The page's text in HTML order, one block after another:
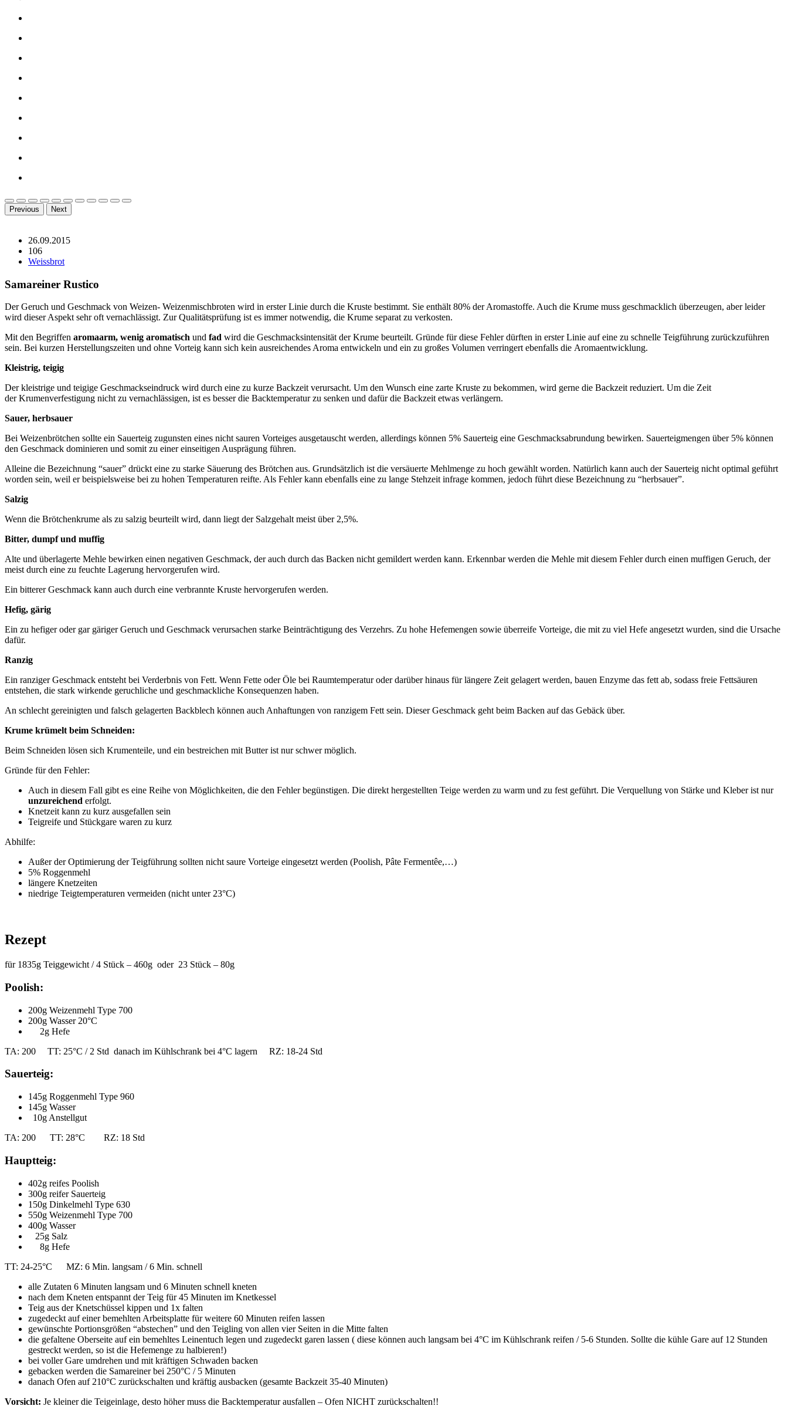
Previous Next
26.09.2015
106
Weissbrot
Samareiner Rustico
Der Geruch und Geschmack von Weizen- Weizenmischbroten wird in erster Linie durch die Kruste bestimmt. Sie enthält 80% der Aromastoffe. Auch die Krume muss geschmacklich überzeugen, aber leider
wird dieser Aspekt sehr oft vernachlässigt. Zur Qualitätsprüfung ist es immer notwendig, die Krume separat zu verkosten.
Mit den Begriffen aromaarm, wenig aromatisch und fad wird die Geschmacksintensität der Krume beurteilt. Gründe für diese Fehler dürften in erster Linie auf eine zu schnelle Teigführung zurückzuführen
sein. Bei kurzen Herstellungszeiten und ohne Vorteig kann sich kein ausreichendes Aroma entwickeln und ein zu großes Volumen verringert ebenfalls die Aromaentwicklung.
Kleistrig, teigig
Der kleistrige und teigige Geschmackseindruck wird durch eine zu kurze Backzeit verursacht. Um den Wunsch eine zarte Kruste zu bekommen, wird gerne die Backzeit reduziert. Um die Zeit
der Krumenverfestigung nicht zu vernachlässigen, ist es besser die Backtemperatur zu senken und dafür die Backzeit etwas verlängern.
Sauer, herbsauer
Bei Weizenbrötchen sollte ein Sauerteig zugunsten eines nicht sauren Vorteiges ausgetauscht werden, allerdings können 5% Sauerteig eine Geschmacksabrundung bewirken. Sauerteigmengen über 5% können
den Geschmack dominieren und somit zu einer einseitigen Ausprägung führen.
Alleine die Bezeichnung “sauer” drückt eine zu starke Säuerung des Brötchen aus. Grundsätzlich ist die versäuerte Mehlmenge zu hoch gewählt worden. Natürlich kann auch der Sauerteig nicht optimal geführt
worden sein, weil er beispielsweise bei zu hohen Temperaturen reifte. Als Fehler kann ebenfalls eine zu lange Stehzeit infrage kommen, jedoch führt diese Bezeichnung zu “herbsauer”.
Salzig
Wenn die Brötchenkrume als zu salzig beurteilt wird, dann liegt der Salzgehalt meist über 2,5%.
Bitter, dumpf und muffig
Alte und überlagerte Mehle bewirken einen negativen Geschmack, der auch durch das Backen nicht gemildert werden kann. Erkennbar werden die Mehle mit diesem Fehler durch einen muffigen Geruch, der
meist durch eine zu feuchte Lagerung hervorgerufen wird.
Ein bitterer Geschmack kann auch durch eine verbrannte Kruste hervorgerufen werden.
Hefig, gärig
Ein zu hefiger oder gar gäriger Geruch und Geschmack verursachen starke Beinträchtigung des Verzehrs. Zu hohe Hefemengen sowie überreife Vorteige, die mit zu viel Hefe angesetzt wurden, sind die Ursache
dafür.
Ranzig
Ein ranziger Geschmack entsteht bei Verderbnis von Fett. Wenn Fette oder Öle bei Raumtemperatur oder darüber hinaus für längere Zeit gelagert werden, bauen Enzyme das fett ab, sodass freie Fettsäuren
entstehen, die stark wirkende geruchliche und geschmackliche Konsequenzen haben.
An schlecht gereinigten und falsch gelagerten Backblech können auch Anhaftungen von ranzigem Fett sein. Dieser Geschmack geht beim Backen auf das Gebäck über.
Krume krümelt beim Schneiden:
Beim Schneiden lösen sich Krumenteile, und ein bestreichen mit Butter ist nur schwer möglich.
Gründe für den Fehler:
Auch in diesem Fall gibt es eine Reihe von Möglichkeiten, die den Fehler begünstigen. Die direkt hergestellten Teige werden zu warm und zu fest geführt. Die Verquellung von Stärke und Kleber ist nur
unzureichend erfolgt.
Knetzeit kann zu kurz ausgefallen sein
Teigreife und Stückgare waren zu kurz
Abhilfe:
Außer der Optimierung der Teigführung sollten nicht saure Vorteige eingesetzt werden (Poolish, Pâte Fermentêe,…)
5% Roggenmehl
längere Knetzeiten
niedrige Teigtemperaturen vermeiden (nicht unter 23°C)
Rezept
für 1835g Teiggewicht / 4 Stück – 460g oder 23 Stück – 80g
Poolish:
200g Weizenmehl Type 700
200g Wasser 20°C
2g Hefe
TA: 200 TT: 25°C / 2 Std danach im Kühlschrank bei 4°C lagern RZ: 18-24 Std
Sauerteig:
145g Roggenmehl Type 960
145g Wasser
10g Anstellgut
TA: 200 TT: 28°C RZ: 18 Std
Hauptteig:
402g reifes Poolish
300g reifer Sauerteig
150g Dinkelmehl Type 630
550g Weizenmehl Type 700
400g Wasser
25g Salz
8g Hefe
TT: 24-25°C MZ: 6 Min. langsam / 6 Min. schnell
alle Zutaten 6 Minuten langsam und 6 Minuten schnell kneten
nach dem Kneten entspannt der Teig für 45 Minuten im Knetkessel
Teig aus der Knetschüssel kippen und 1x falten
zugedeckt auf einer bemehlten Arbeitsplatte für weitere 60 Minuten reifen lassen
gewünschte Portionsgrößen “abstechen” und den Teigling von allen vier Seiten in die Mitte falten
die gefaltene Oberseite auf ein bemehltes Leinentuch legen und zugedeckt garen lassen ( diese können auch langsam bei 4°C im Kühlschrank reifen / 5-6 Stunden. Sollte die kühle Gare auf 12 Stunden
gestreckt werden, so ist die Hefemenge zu halbieren!)
bei voller Gare umdrehen und mit kräftigen Schwaden backen
gebacken werden die Samareiner bei 250°C / 5 Minuten
danach Ofen auf 210°C zurückschalten und kräftig ausbacken (gesamte Backzeit 35-40 Minuten)
Vorsicht: Je kleiner die Teigeinlage, desto höher muss die Backtemperatur ausfallen – Ofen NICHT zurückschalten!!